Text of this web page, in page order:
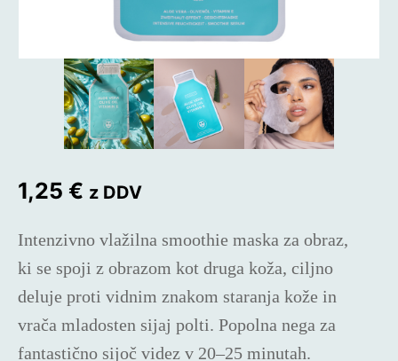
1,25 € z DDV
Intenzivno vlažilna smoothie maska za obraz,
ki se spoji z obrazom kot druga koža, ciljno
deluje proti vidnim znakom staranja kože in
vrača mladosten sijaj polti. Popolna nega za
fantastično sijoč videz v 20–25 minutah.